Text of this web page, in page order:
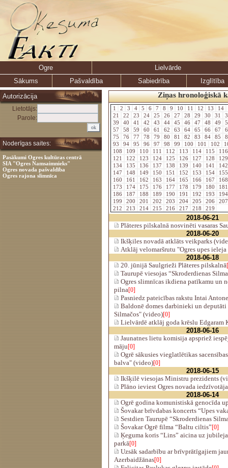
Ogre
Lielvārde
Sākums
Pašvaldība Sabiedrība
Izglītība
Autorizācija
Lietotājs:
Parole:
Noderīgas saites:
Pasākumi Ogres kultūras centrā
SIA "Ogres Namsaimnieks"
Ogres novada pašvaldība
Ogres rajona slimnīca
Ziņas hronoloģiskā
1 2 3 4 5 6 7 8 9 10 11 12 13 14
21
22 23 24 25 26 27 28 29 30 31
39
40 41 42 43 44 45 46 47 48 49
57
58 59 60 61 62 63 64 65 66 67
75
76 77 78 79 80 81 82 83 84 85
93
94 95 96 97 98 99 100 101 102
108
109 110 111 112 113 114 115
121
122 123 124 125 126 127 128
134
135 136 137 138 139 140 141
147
148 149 150 151 152 153 154
160
161 162 163 164 165 166 167
173
174 175 176 177 178 179 180
186
187 188 189 190 191 192 193
199
200 201 202 203 204 205 206
212
213 214 215 216 217 218 219
2018-06-21
Plāteres pilskalnā nosvinēti vasaras
2018-06-20
Ikšķiles novadā atklāts veikparks
Atklāj velomaršrutu "Ogres upes
2018-06-18
20. jūnijā Saulgrieži Plāteres pilskalnā
Taurupē viesojas “Skroderdienas
Ogres slimnīcas ikdiena patīkamu un
pilna[0]
Pasniedz pateicības rakstu Intai
Baldonē domes darbinieki un deputāti
Silmačos" (video)[0]
Lielvārdē atklāj goda krēslu Edgaram
2018-06-16
Jaunatnes lietu komisija apspriež
māju[0]
Ogrē sākusies vieglatlētikas
balva" (video)[0]
2018-06-15
Ikšķilē viesojas Ministru prezidents
Plāno ieviest Ogres novada
2018-06-14
Ogrē godina komunistiskā genocīda
Šovakar brīvdabas koncerts “Upes
Sestdien Taurupē “Skroderdienas
Šovakar Ogrē filma “Baltu ciltis”[0]
Ķeguma koris “Lins” aicina uz
parkā[0]
Uzsāk sadarbību ar brīvprātīgajiem
Azerbaidžānas[0]